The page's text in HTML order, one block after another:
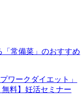
「常備菜」のおすすめ
ワークダイエット」
無料】妊活セミナー